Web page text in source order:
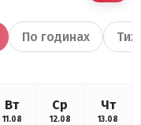
По годинах
Вт
11.08
Ср
12.08
Чт
13.08